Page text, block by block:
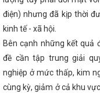
ngành Công Thương:
Cuộc thi trực tuyến
phủ về phát triển
thị trường tiêu thụ cho
nhân năm 2023
và Truyền hình Hà
núi Hà Tĩnh
Tập
cuối năm
Tình hình
kỳ thực hiện Nghị
điện) nhưng đã kịp thời
kinh tế - xã hội.
Bên cạnh những kết quả
đề cần tập trung giải
nghiệp ở mức thấp, kim
cùng kỳ, giảm ở cả khu